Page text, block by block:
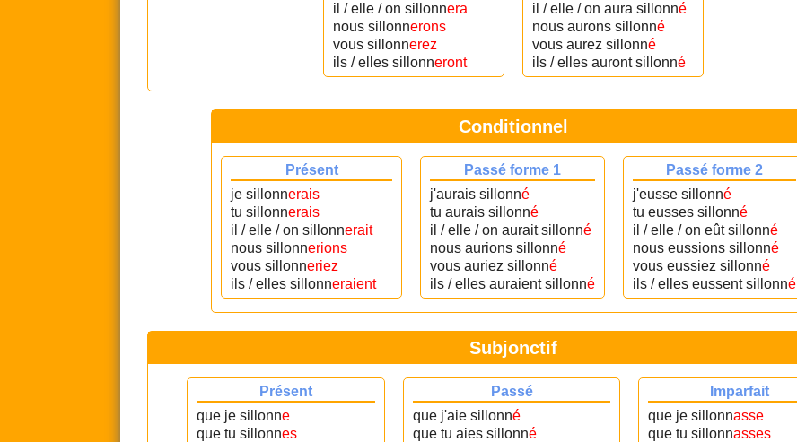
il / elle / on sillonnera
nous sillonnerons
vous sillonnerez
ils / elles sillonneront
il / elle / on aura sillonné
nous aurons sillonné
vous aurez sillonné
ils / elles auront sillonné
Conditionnel
Présent
je sillonnerais
tu sillonnerais
il / elle / on sillonnerait
nous sillonnerions
vous sillonneriez
ils / elles sillonneraient
Passé forme 1
j'aurais sillonné
tu aurais sillonné
il / elle / on aurait sillonné
nous aurions sillonné
vous auriez sillonné
ils / elles auraient sillonné
Passé forme 2
j'eusse sillonné
tu eusses sillonné
il / elle / on eût sillonné
nous eussions sillonné
vous eussiez sillonné
ils / elles eussent sillonné
Subjonctif
Présent
que je sillonne
que tu sillonnes
Passé
que j'aie sillonné
que tu aies sillonné
Imparfait
que je sillonnasse
que tu sillonnasses